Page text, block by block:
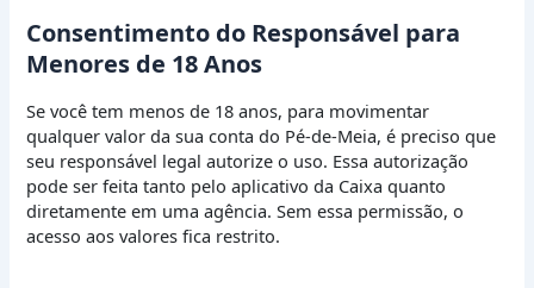
Consentimento do Responsável para
Menores de 18 Anos
Se você tem menos de 18 anos, para movimentar
qualquer valor da sua conta do Pé-de-Meia, é preciso que
seu responsável legal autorize o uso. Essa autorização
pode ser feita tanto pelo aplicativo da Caixa quanto
diretamente em uma agência. Sem essa permissão, o
acesso aos valores fica restrito.